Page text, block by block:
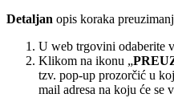
Detaljan opis koraka
U web trgovini odaberite
Klikom na ikonu „
tzv. pop-up prozorčić u
mail adresa na koju će se